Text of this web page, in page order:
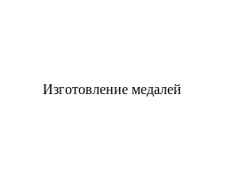
Изготовление медалей